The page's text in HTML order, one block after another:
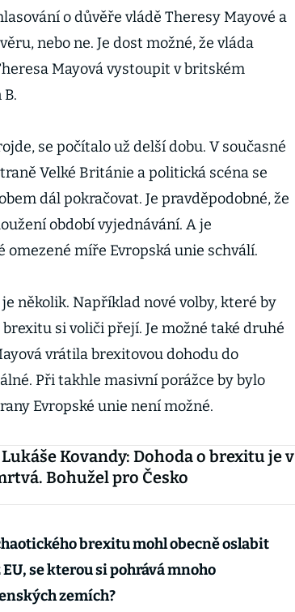
o důvěře vládě Theresy Mayové a
nebo ne. Je dost možné, že vláda
Mayová vystoupit v britském
se počítalo už delší dobu. V současné
Velké Británie a politická scéna se
dál pokračovat. Je pravděpodobné, že
období vyjednávání. A je
omezené míře Evropská unie schválí.
několik. Například nové volby, které by
si voliči přejí. Je možné také druhé
vrátila brexitovou dohodu do
Při takhle masivní porážce by bylo
Evropské unie není možné.
Kovandy: Dohoda o brexitu je v
Bohužel pro Česko
brexitu mohl obecně oslabit
se kterou si pohrává mnoho
zemích?